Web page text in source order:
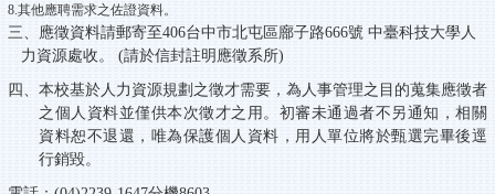
8.其他應聘需求之佐證資料。
三、應徵資料請郵寄至406台中市北屯區廍子路666號 中臺科技大學人
力資源處收。 (請於信封註明應徵系所)
四、本校基於人力資源規劃之徵才需要，為人事管理之目的蒐集應徵者
之個人資料並僅供本次徵才之用。初審未通過者不另通知，相關
資料恕不退還，唯為保護個人資料，用人單位將於甄選完畢後逕
行銷毀。